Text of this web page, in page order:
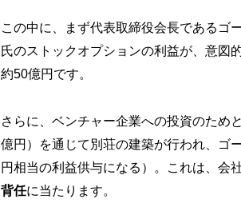
この中に、まず代表取締役会長であるゴ
氏のストックオプションの利益が、意図
約50億円です。
さらに、ベンチャー企業への投資のため
億円）を通じて別荘の建築が行われ、ゴ
円相当の利益供与になる）。これは、会
背任に当たります。